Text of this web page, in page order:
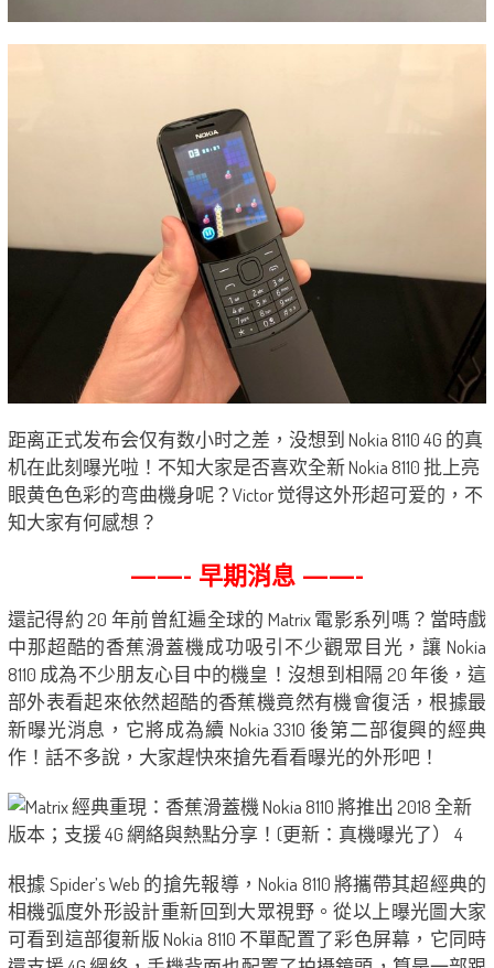
距离正式发布会仅有数小时之差，没想到 Nokia 8110 4G 的真
机在此刻曝光啦！不知大家是否喜欢全新 Nokia 8110 批上亮
眼黄色色彩的弯曲機身呢？Victor 觉得这外形超可爱的，不
知大家有何感想？
——- 早期消息 ——-
還記得約 20 年前曾紅遍全球的 Matrix 電影系列嗎？當時戲
中那超酷的香蕉滑蓋機成功吸引不少觀眾目光，讓 Nokia
8110 成為不少朋友心目中的機皇！沒想到相隔 20 年後，這
部外表看起來依然超酷的香蕉機竟然有機會復活，根據最
新曝光消息，它將成為續 Nokia 3310 後第二部復興的經典
作！話不多說，大家趕快來搶先看看曝光的外形吧！
根據 Spider’s Web 的搶先報導，Nokia 8110 將攜帶其超經典的
相機弧度外形設計重新回到大眾視野。從以上曝光圖大家
可看到這部復新版 Nokia 8110 不單配置了彩色屏幕，它同時